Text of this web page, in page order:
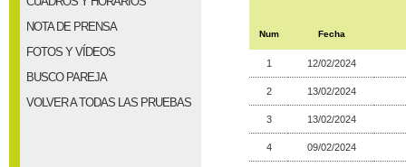
NOTA DE PRENSA
FOTOS Y VÍDEOS
BUSCO PAREJA
VOLVER A TODAS LAS PRUEBAS
Num Fecha
1 12/02/2024
2 13/02/2024
3 13/02/2024
4 09/02/2024